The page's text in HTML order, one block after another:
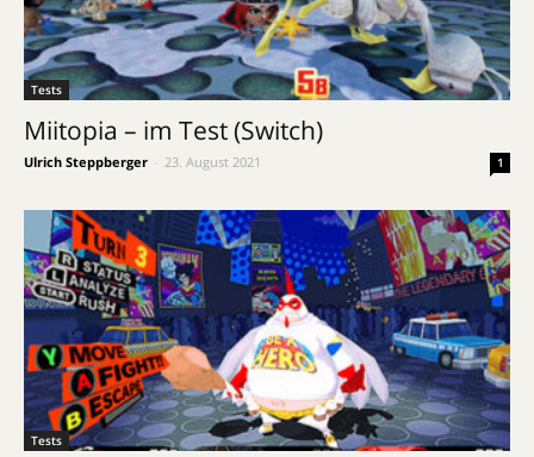
Tests
Miitopia – im Test (Switch)
Ulrich Steppberger 23. August 2021 1
Tests